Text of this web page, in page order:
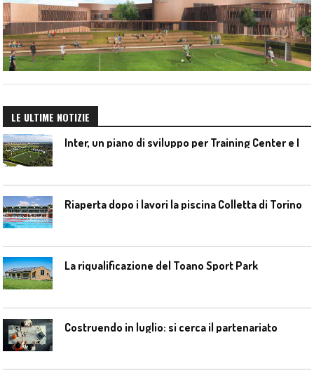
LE ULTIME NOTIZIE
Riaperta dopo i lavori la piscina Colletta di Torino
La riqualificazione del Toano Sport Park
Costruendo in luglio: si cerca il partenariato